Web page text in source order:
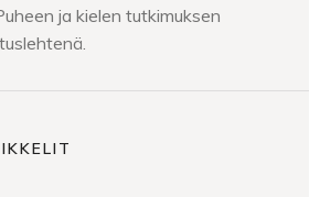
ja kielen tutkimuksen